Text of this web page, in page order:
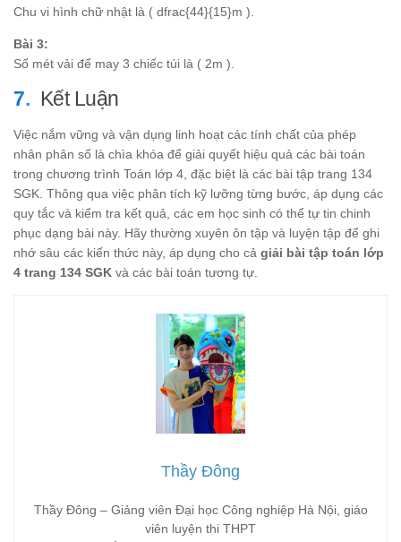
Chu vi hình chữ nhật là ( dfrac{44}{15}m ).
Bài 3:
Số mét vải để may 3 chiếc túi là ( 2m ).
Kết Luận
Việc nắm vững và vận dụng linh hoạt các tính chất của phép
nhân phân số là chìa khóa để giải quyết hiệu quả các bài toán
trong chương trình Toán lớp 4, đặc biệt là các bài tập trang 134
SGK. Thông qua việc phân tích kỹ lưỡng từng bước, áp dụng các
quy tắc và kiểm tra kết quả, các em học sinh có thể tự tin chinh
phục dạng bài này. Hãy thường xuyên ôn tập và luyện tập để ghi
nhớ sâu các kiến thức này, áp dụng cho cả giải bài tập toán lớp
4 trang 134 SGK và các bài toán tương tự.
Thầy Đông
Thầy Đông – Giảng viên Đại học Công nghiệp Hà Nội, giáo
viên luyện thi THPT